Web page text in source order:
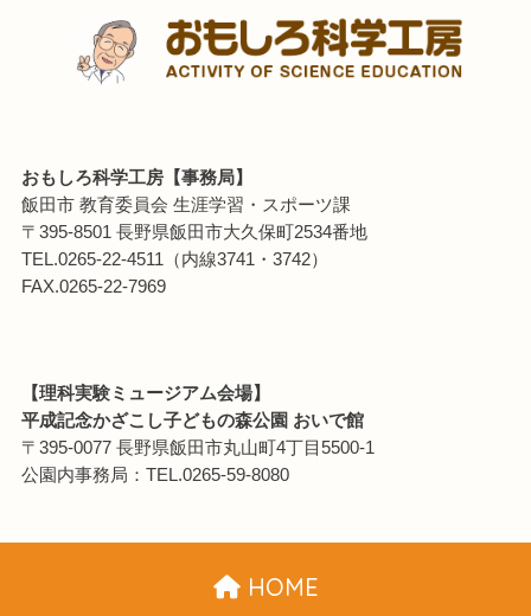
おもしろ科学工房【事務局】
飯田市 教育委員会 生涯学習・スポーツ課
〒395-8501 長野県飯田市大久保町2534番地
TEL.0265-22-4511（内線3741・3742）
FAX.0265-22-7969
【理科実験ミュージアム会場】
平成記念かざこし子どもの森公園 おいで館
〒395-0077 長野県飯田市丸山町4丁目5500-1
公園内事務局：TEL.0265-59-8080
HOME